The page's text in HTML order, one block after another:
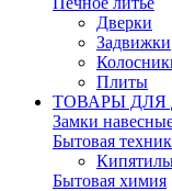
Дверки
Задвижки
Плиты
ТОВАРЫ ДЛЯ
Замки
Бытовая техник
Бытовая химия